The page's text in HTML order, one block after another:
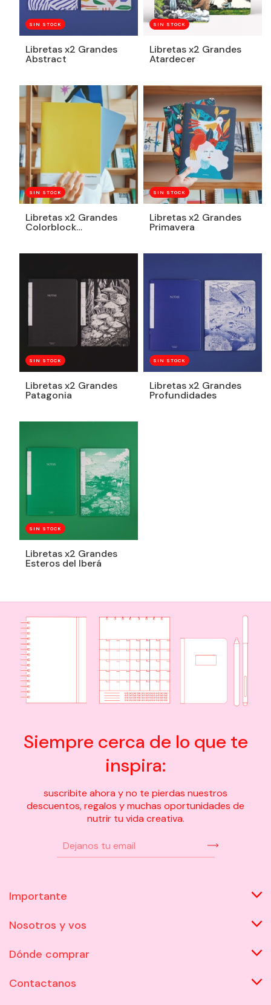
SIN STOCK
Libretas x2 Grandes
Abstract
SIN STOCK
Libretas x2 Grandes
Atardecer
SIN STOCK
Libretas x2 Grandes
Colorblock
SIN STOCK
Libretas x2 Grandes
Primavera
SIN STOCK
Libretas x2 Grandes
Patagonia
SIN STOCK
Libretas x2 Grandes
Profundidades
SIN STOCK
Libretas x2 Grandes
Esteros del Iberá
Siempre cerca de lo que te
inspira:
suscribite ahora y no te pierdas nuestros
descuentos, regalos y muchas oportunidades de
nutrir tu vida creativa.
Importante
Nosotros y vos
Dónde comprar
Contactanos